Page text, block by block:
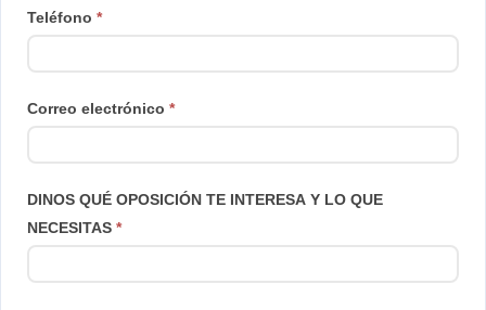
Teléfono *
Correo electrónico *
DINOS QUÉ OPOSICIÓN TE INTERESA Y LO QUE
NECESITAS *